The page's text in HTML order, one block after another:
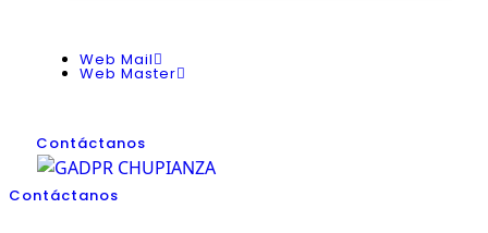
Web Mail
Web Master
Contáctanos
Contáctanos